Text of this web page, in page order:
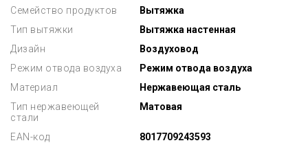
Семейство продуктов
Вытяжка
Тип вытяжки
Вытяжка настенная
Дизайн
Воздуховод
Режим отвода воздуха
Режим отвода воздуха
Материал
Нержавеющая сталь
Тип нержавеющей
стали
Матовая
EAN-код 8017709243593